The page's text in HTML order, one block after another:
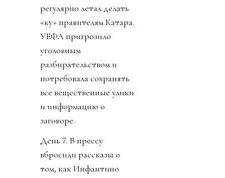
регулярно летал делать
«ку» правителям Катара.
УЕФА пригрозило
уголовным
разбирательством и
потребовала сохранять
все вещественные улики
и информацию о
заговоре.
День 7. В прессу
вбросили рассказы о
том, как Инфантино